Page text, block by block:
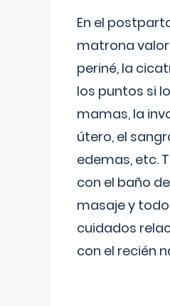
En el
matrona
periné, la
los puntos si
mamas, la
útero, el
edemas, etc.
con el baño
masaje y
cuidados
con el recién